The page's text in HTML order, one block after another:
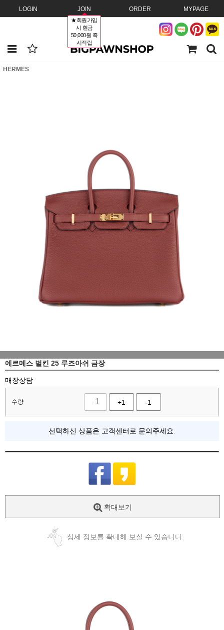
LOGIN JOIN
★회원가입
시 현금
50,000원 즉
시적립
ORDER MYPAGE
HERMES
에르메스 벌킨 25 루즈아쉬 금장
매장상담
수량 +1 -1
선택하신 상품은 고객센터로 문의주세요.
확대보기
상세 정보를 확대해 보실 수 있습니다